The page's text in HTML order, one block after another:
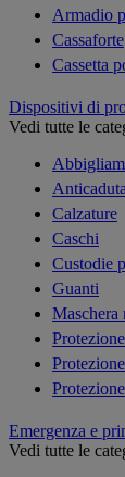
Armadio
Cassaforte
Cassetta
Dispositivi di
Vedi tutte le
Anticaduta
Calzature
Caschi
Custodie
Guanti
Maschera
Emergenza e
Vedi tutte le